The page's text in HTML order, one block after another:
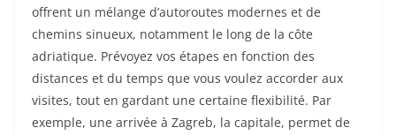
offrent un mélange d’autoroutes modernes et de
chemins sinueux, notamment le long de la côte
adriatique. Prévoyez vos étapes en fonction des
distances et du temps que vous voulez accorder aux
visites, tout en gardant une certaine flexibilité. Par
exemple, une arrivée à Zagreb, la capitale, permet de